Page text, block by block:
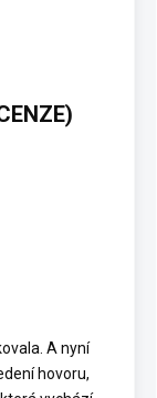
A nyní
hovoru,